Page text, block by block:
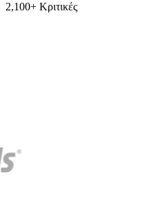
2,100+ Κριτικές